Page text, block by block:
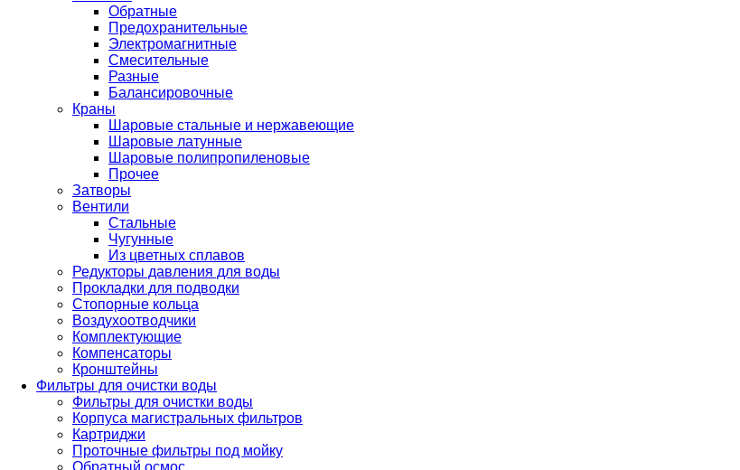
Обратные
Предохранительные
Электромагнитные
Смесительные
Разные
Балансировочные
Краны
Шаровые стальные и нержавеющие
Шаровые латунные
Шаровые полипропиленовые
Прочее
Затворы
Вентили
Стальные
Чугунные
Из цветных сплавов
Редукторы давления для воды
Прокладки для подводки
Стопорные кольца
Воздухоотводчики
Комплектующие
Компенсаторы
Кронштейны
Фильтры для очистки воды
Фильтры для очистки воды
Корпуса магистральных фильтров
Картриджи
Проточные фильтры под мойку
Обратный осмос